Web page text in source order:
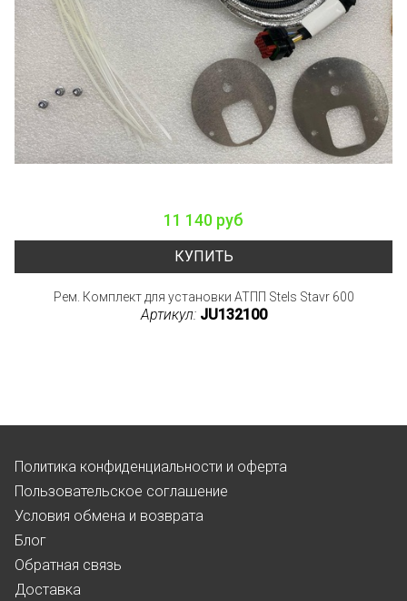
11 140 руб
КУПИТЬ
Рем. Комплект для установки АТПП Stels Stavr 600
Артикул: JU132100
Политика конфиденциальности и оферта
Пользовательское соглашение
Условия обмена и возврата
Блог
Обратная связь
Доставка